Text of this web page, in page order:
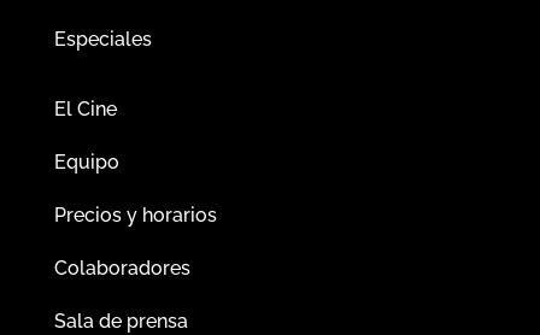
Especiales
El Cine
Equipo
Precios y horarios
Colaboradores
Sala de prensa